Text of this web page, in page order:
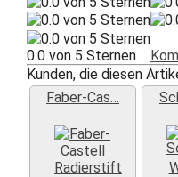
0.0 von 5 Sternen
Kunden, die diesen
Faber-Cas…